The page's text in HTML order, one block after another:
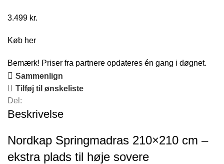
3.499 kr.
Køb her
Bemærk! Priser fra partnere opdateres én gang i døgnet.
Sammenlign
Tilføj til ønskeliste
Del:
Beskrivelse
Nordkap Springmadras 210×210 cm –
ekstra plads til høje sovere